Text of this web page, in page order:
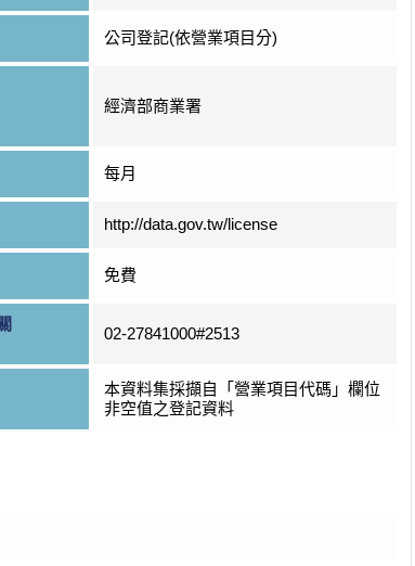
公司登記(依營業項目分)
經濟部商業署
每月
http://data.gov.tw/license
免費
02-27841000#2513
本資料集採擷自「營業項目代碼」欄位
非空值之登記資料